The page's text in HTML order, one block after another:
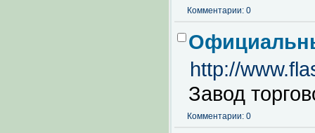
Комментарии: 0
http://
Завод
Комментарии: 0